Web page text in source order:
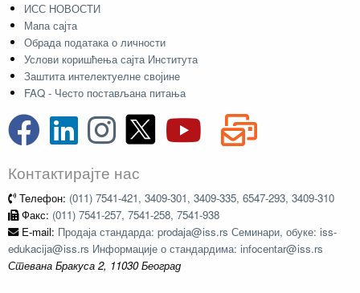
ИСС НОВОСТИ
Мапа сајта
Обрада података о личности
Услови коришћења сајта Института
Заштита интелектуелне својине
FAQ - Често постављана питања
Контактирајте нас
Телефон: (011) 7541-421, 3409-301, 3409-335, 6547-293, 3409-310
Факс: (011) 7541-257, 7541-258, 7541-938
E-mail: Продаја стандарда: prodaja@iss.rs Семинари, обуке: iss-
edukacija@iss.rs Информације о стандардима: infocentar@iss.rs
Стевана Бракуса 2, 11030 Београд